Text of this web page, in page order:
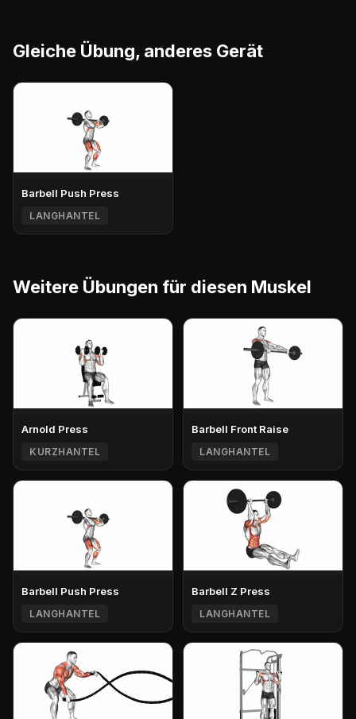
Gleiche Übung, anderes Gerät
Barbell Push Press
LANGHANTEL
Weitere Übungen für diesen Muskel
Arnold Press
KURZHANTEL
Barbell Front Raise
LANGHANTEL
Barbell Push Press
LANGHANTEL
Barbell Z Press
LANGHANTEL